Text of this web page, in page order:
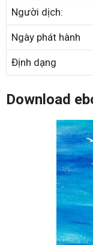
Người dịch:
Ngày phát hành
Định dạng
Download